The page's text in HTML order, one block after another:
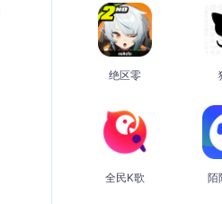
绝区零
全民K歌 陌